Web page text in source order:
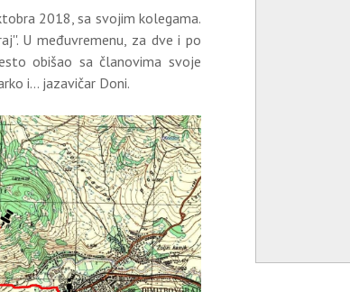
2018, sa svojim kolegama.
U međuvremenu, za dve i po
obišao sa članovima svoje
i... jazavičar Doni.